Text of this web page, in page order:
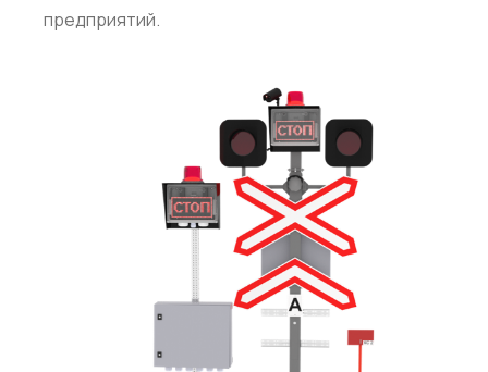
предприятий.